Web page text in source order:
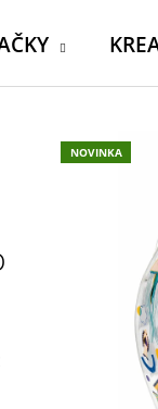
NOVINKA
4
55